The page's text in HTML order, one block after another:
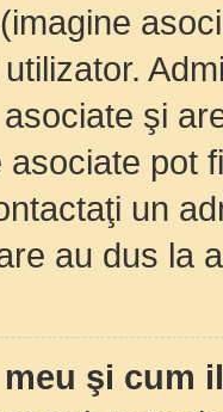
şi
pot
un
au dus la
şi cum